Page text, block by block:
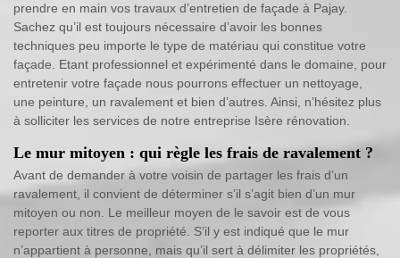
prendre en main vos travaux d’entretien de façade à Pajay.
Sachez qu’il est toujours nécessaire d’avoir les bonnes
techniques peu importe le type de matériau qui constitue votre
façade. Etant professionnel et expérimenté dans le domaine, pour
entretenir votre façade nous pourrons effectuer un nettoyage,
une peinture, un ravalement et bien d’autres. Ainsi, n’hésitez plus
à solliciter les services de notre entreprise Isère rénovation.
Le mur mitoyen : qui règle les frais de ravalement ?
Avant de demander à votre voisin de partager les frais d’un
ravalement, il convient de déterminer s’il s’agit bien d’un mur
mitoyen ou non. Le meilleur moyen de le savoir est de vous
reporter aux titres de propriété. S’il y est indiqué que le mur
n’appartient à personne, mais qu’il sert à délimiter les propriétés,